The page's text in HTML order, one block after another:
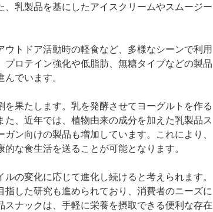
乳製品を基にしたアイスクリームやスムージー
トドア活動時の軽食など、多様なシーンで利用
ロテイン強化や低脂肪、無糖タイプなどの製品
でいます。
果たします。乳を発酵させてヨーグルトを作る
、近年では、植物由来の成分を加えた乳製品ス
ン向けの製品も増加しています。これにより、
な食生活を送ることが可能となります。
の変化に応じて進化し続けると考えられます。
した研究も進められており、消費者のニーズに
ナックは、手軽に栄養を摂取できる便利な存在